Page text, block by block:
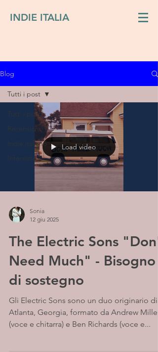
INDIE ITALIA
Blog
Tutti i post
Recensioni
Indie italiano
Interviste
Tutti i post
Load video
Sonia
12 giu 2025
The Electric Sons "Don't
Need Much" - Bisogno
di sostegno
Gli Electric Sons sono un duo originario di
Atlanta, Georgia, formato da Andrew Miller
(voce e chitarra) e Ben Richards (voce e...